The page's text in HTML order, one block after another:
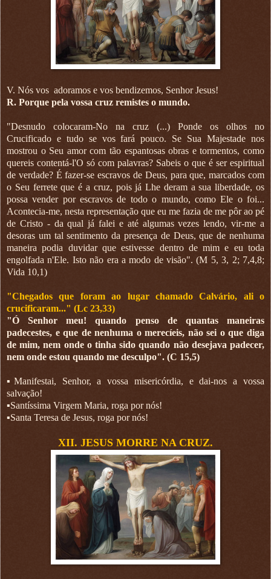
V. Nós vos adoramos e vos bendizemos, Senhor Jesus!
R. Porque pela vossa cruz remistes o mundo.
"Desnudo colocaram-No na cruz (...) Ponde os olhos no
Crucificado e tudo se vos fará pouco. Se Sua Majestade nos
mostrou o Seu amor com tão espantosas obras e tormentos, como
quereis contentá-l'O só com palavras? Sabeis o que é ser espiritual
de verdade? É fazer-se escravos de Deus, para que, marcados com
o Seu ferrete que é a cruz, pois já Lhe deram a sua liberdade, os
possa vender por escravos de todo o mundo, como Ele o foi...
Acontecia-me, nesta representação que eu me fazia de me pôr ao pé
de Cristo - da qual já falei e até algumas vezes lendo, vir-me a
desoras um tal sentimento da presença de Deus, que de nenhuma
maneira podia duvidar que estivesse dentro de mim e eu toda
engolfada n'Ele. Isto não era a modo de visão". (M 5, 3, 2; 7,4,8;
Vida 10,1)
"Chegados que foram ao lugar chamado Calvário, ali o
crucificaram..." (Lc 23,33)
"Ó Senhor meu! quando penso de quantas maneiras
padecestes, e que de nenhuma o merecíeis, não sei o que diga
de mim, nem onde o tinha sido quando não desejava padecer,
nem onde estou quando me desculpo". (C 15,5)
▪︎Manifestai, Senhor, a vossa misericórdia, e dai-nos a vossa
salvação!
▪︎Santíssima Virgem Maria, roga por nós!
▪︎Santa Teresa de Jesus, roga por nós!
XII. JESUS MORRE NA CRUZ.